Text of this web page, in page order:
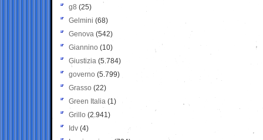
g8 (25)
Gelmini (68)
Genova (542)
Giannino (10)
Giustizia (5.784)
governo (5.799)
Grasso (22)
Green Italia (1)
Grillo (2.941)
Idv (4)